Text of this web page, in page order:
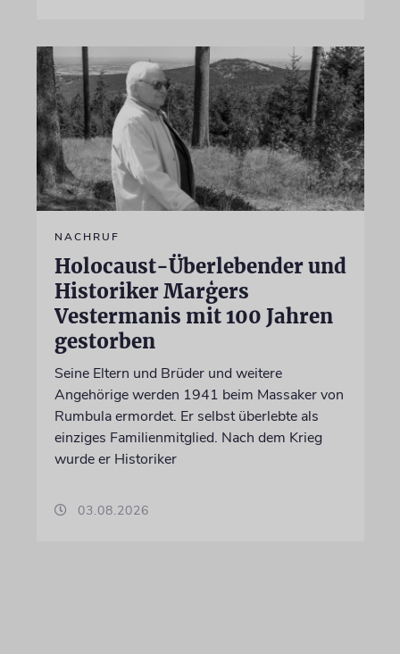
NACHRUF
Holocaust-Überlebender und
Historiker Marģers
Vestermanis mit 100 Jahren
gestorben
Seine Eltern und Brüder und weitere
Angehörige werden 1941 beim Massaker von
Rumbula ermordet. Er selbst überlebte als
einziges Familienmitglied. Nach dem Krieg
wurde er Historiker
03.08.2026